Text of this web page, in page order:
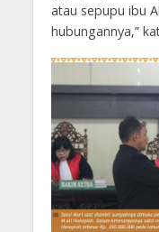
atau sepupu ibu
hubungannya,”